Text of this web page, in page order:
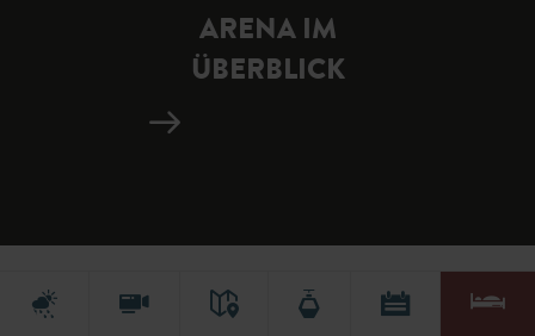
ARENA IM
ÜBERBLICK